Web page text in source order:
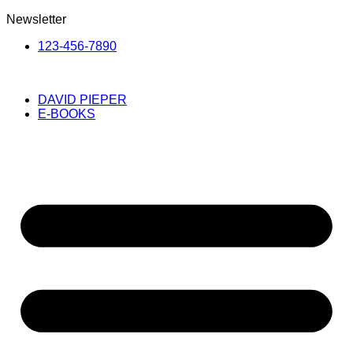
Newsletter
123-456-7890
DAVID PIEPER
E-BOOKS